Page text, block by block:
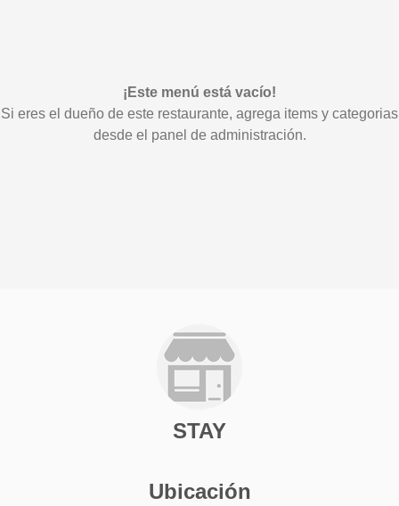
¡Este menú está vacío!
Si eres el dueño de este restaurante, agrega items y categorias
desde el panel de administración.
STAY
Ubicación